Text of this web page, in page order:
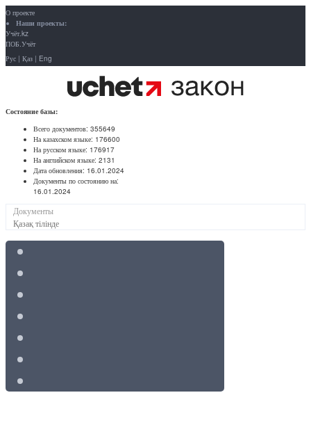
О проекте
Наши проекты:
Учёт.kz
ПОБ.Учёт
Рус | Қаз | Eng
Состояние базы:
Всего документов: 355649
На казахском языке: 176600
На русском языке: 176917
На английском языке: 2131
Дата обновления: 16.01.2024
Документы по состоянию на:
16.01.2024
Документы
Қазақ тілінде